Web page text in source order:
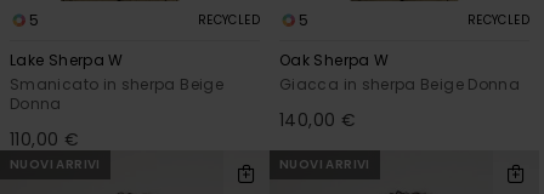
5 RECYCLED
Lake Sherpa W
Smanicato in sherpa Beige
Donna
110,00 €
5 RECYCLED
Oak Sherpa W
Giacca in sherpa Beige Donna
140,00 €
NUOVI ARRIVI NUOVI ARRIVI